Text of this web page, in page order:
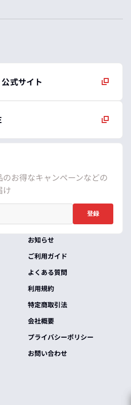
式サイト
お得なキャンペーンなどの
け
登録
お知らせ
ご利用ガイド
よくある質問
利用規約
特定商取引法
会社概要
プライバシーポリシー
お問い合わせ